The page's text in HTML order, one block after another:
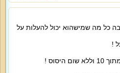
ללא מסיבות ואירועים רועשים במתחם.
כל מה שמישהוא יכול להעלות על
!